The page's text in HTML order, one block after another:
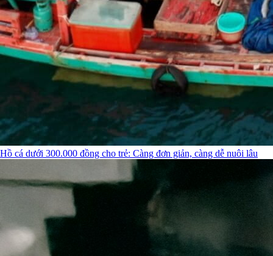
Hồ cá dưới 300.000 đồng cho trẻ: Càng đơn giản, càng dễ nuôi lâu